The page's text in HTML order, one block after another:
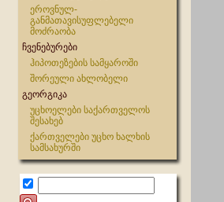
ეროვნულ-
განმათავისუფლებელი
მოძრაობა
ჩვენებურები
ჰიპოთეზების სამყაროში
შორეული ახლობელი
გეორგიკა
უცხოელები საქართველოს
შესახებ
ქართველები უცხო ხალხის
სამსახურში